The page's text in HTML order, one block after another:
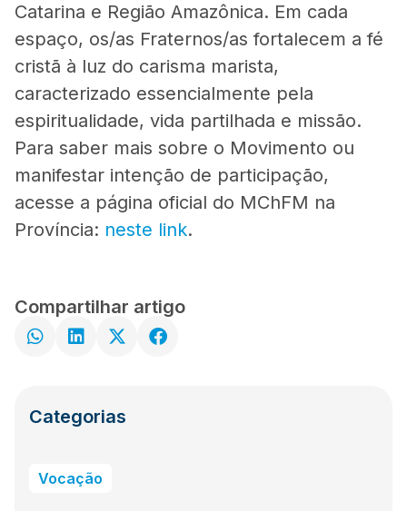
Catarina e Região Amazônica. Em cada
espaço, os/as Fraternos/as fortalecem a fé
cristã à luz do carisma marista,
caracterizado essencialmente pela
espiritualidade, vida partilhada e missão.
Para saber mais sobre o Movimento ou
manifestar intenção de participação,
acesse a página oficial do MChFM na
Província: neste link.
Compartilhar artigo
Categorias
Vocação